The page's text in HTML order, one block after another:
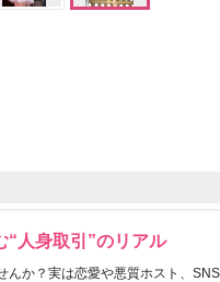
“人身取引”のリアル
んか？実は恋愛や悪質ホスト、